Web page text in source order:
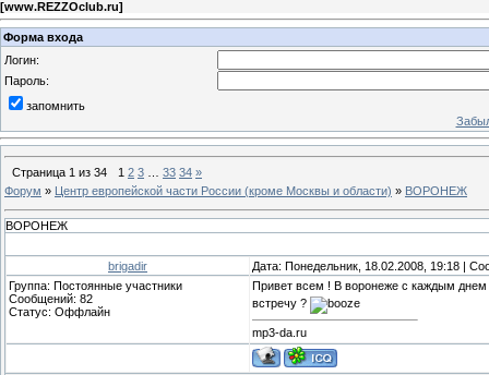
[www.REZZOclub.ru]
Форма входа
Логин:
Пароль:
запомнить
Страница 1 из 34 1 2 3 33 34 »
Форум » Центр европейской части России (кроме Москвы и области) » ВОРОНЕЖ
ВОРОНЕЖ
brigadir
Дата: Понедельник, 18.02.2008, 19:18 |
Группа: Постоянные участники
Сообщений: 82
Статус: Оффлайн
Привет всем ! В воронеже с каждым
встречу ?
mp3-da.ru